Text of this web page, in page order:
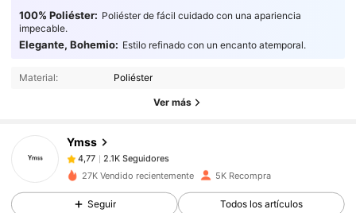
100% Poliéster: Poliéster de fácil cuidado con una apariencia
impecable.
Elegante, Bohemio: Estilo refinado con un encanto atemporal.
Material: Poliéster
Ver más
Ymss
4,77 2.1K Seguidores
4,77
2.1K Seguidores
s***spagóHace 1 día
4,77 2.1K Seguidores
27K Vendido recientemente 5K Recompra
Seguir Todos los artículos